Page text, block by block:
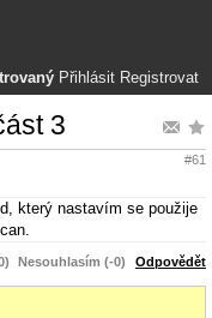
Přihlásit Registrovat
3
#61
který nastavím se použije
Nesouhlasím (-0) Odpovědět